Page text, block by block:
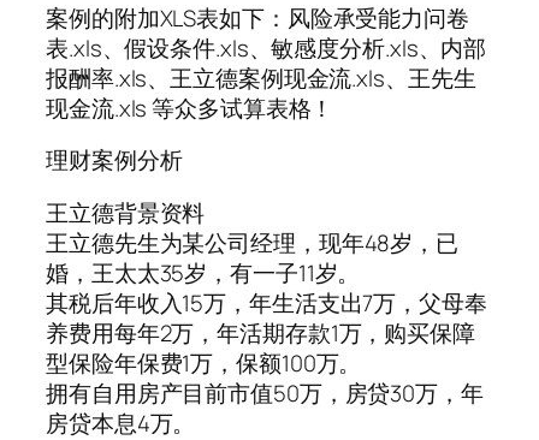
案例的附加XLS表如下：风险承受能力问卷
表.xls、假设条件.xls、敏感度分析.xls、内部
报酬率.xls、王立德案例现金流.xls、王先生
现金流.xls 等众多试算表格！
理财案例分析
王立德背景资料
王立德先生为某公司经理，现年48岁，已
婚，王太太35岁，有一子11岁。
其税后年收入15万，年生活支出7万，父母奉
养费用每年2万，年活期存款1万，购买保障
型保险年保费1万，保额100万。
拥有自用房产目前市值50万，房贷30万，年
房贷本息4万。